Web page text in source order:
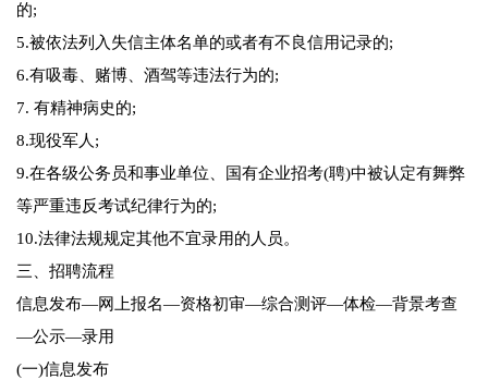
的;
5.被依法列入失信主体名单的或者有不良信用记录的;
6.有吸毒、赌博、酒驾等违法行为的;
7. 有精神病史的;
8.现役军人;
9.在各级公务员和事业单位、国有企业招考(聘)中被认定有舞弊
等严重违反考试纪律行为的;
10.法律法规规定其他不宜录用的人员。
三、招聘流程
信息发布—网上报名—资格初审—综合测评—体检—背景考查
—公示—录用
(一)信息发布